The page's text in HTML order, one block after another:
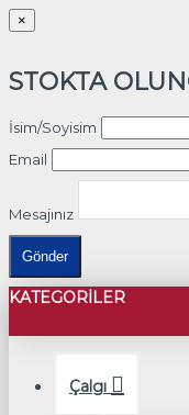
×
STOKTA
İsim/Soyisim
Email
Mesajınız
Gönder
KATEGORILER
Çalgı